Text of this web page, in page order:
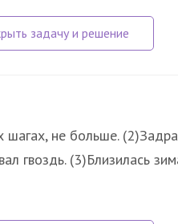
не больше.
гвоздь. (3)Близилась